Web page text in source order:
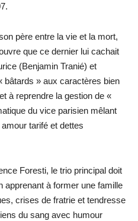
père entre la vie et la mort,
que ce dernier lui cachait
(Benjamin Tranié) et
bâtards » aux caractères bien
à reprendre la gestion de «
du vice parisien mêlant
tarifé et dettes
Foresti, le trio principal doit
apprenant à former une famille
crises de fratrie et tendresse
du sang avec humour